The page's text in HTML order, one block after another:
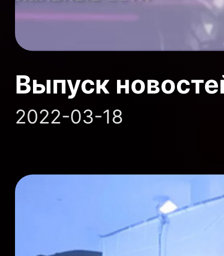
Выпуск
2022-03-18